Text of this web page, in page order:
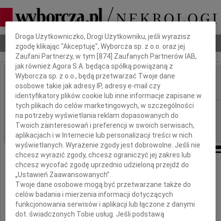
Nekrologi Odeszli Poradnik pogrzebowy
IMIĘ I NAZWISKO: Antoni Górniak
REGION: Kraków
DATA EMISJI: 29.04.2021
Dbamy o Twoją prywatność
Droga Użytkowniczko, Drogi Użytkowniku, jeśli wyrazisz
zgodę klikając "Akceptuję", Wyborcza sp. z o.o. oraz jej
Zaufani Partnerzy, w tym [874 ] Zaufanych Partnerów IAB,
jak również Agora S.A. będąca spółką powiązaną z
Wyborcza sp. z o.o., będą przetwarzać Twoje dane
osobowe takie jak adresy IP, adresy e-mail czy
identyfikatory plików cookie lub inne informacje zapisane w
tych plikach do celów marketingowych, w szczególności
na potrzeby wyświetlania reklam dopasowanych do
Twoich zainteresowań i preferencji w swoich serwisach,
aplikacjach i w Internecie lub personalizacji treści w nich
wyświetlanych. Wyrażenie zgody jest dobrowolne. Jeśli nie
chcesz wyrazić zgody, chcesz ograniczyć jej zakres lub
chcesz wycofać zgodę uprzednio udzieloną przejdź do
„Ustawień Zaawansowanych”.
Twoje dane osobowe mogą być przetwarzane także do
celów badania i mierzenia informacji dotyczących
funkcjonowania serwisów i aplikacji lub łączone z danymi
dot. świadczonych Tobie usług. Jeśli podstawą